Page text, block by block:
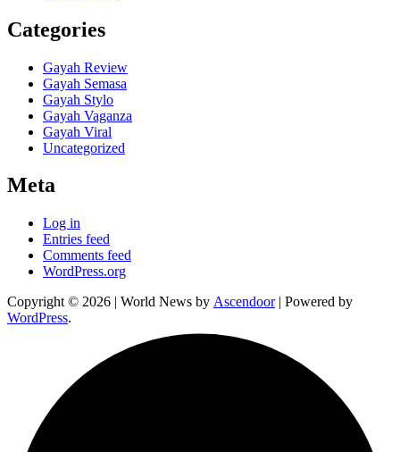
Categories
Gayah Review
Gayah Semasa
Gayah Stylo
Gayah Vaganza
Gayah Viral
Uncategorized
Meta
Log in
Entries feed
Comments feed
WordPress.org
Copyright © 2026 | World News by Ascendoor| Powered by
WordPress.